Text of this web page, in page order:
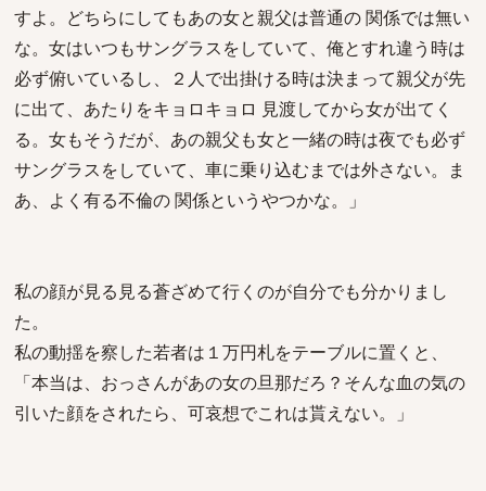
すよ。どちらにしてもあの女と親父は普通の 関係では無い
な。女はいつもサングラスをしていて、俺とすれ違う時は
必ず俯いているし、２人で出掛ける時は決まって親父が先
に出て、あたりをキョロキョロ 見渡してから女が出てく
る。女もそうだが、あの親父も女と一緒の時は夜でも必ず
サングラスをしていて、車に乗り込むまでは外さない。ま
あ、よく有る不倫の 関係というやつかな。」
私の顔が見る見る蒼ざめて行くのが自分でも分かりまし
た。
私の動揺を察した若者は１万円札をテーブルに置くと、
「本当は、おっさんがあの女の旦那だろ？そんな血の気の
引いた顔をされたら、可哀想でこれは貰えない。」